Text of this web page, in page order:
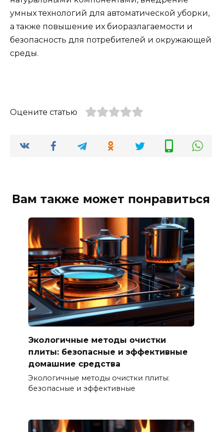
умных технологий для автоматической уборки,
а также повышение их биоразлагаемости и
безопасность для потребителей и окружающей
среды.
Оцените статью
Вам также может понравиться
Экологичные методы очистки
плиты: безопасные и эффективные
домашние средства
Экологичные методы очистки плиты:
безопасные и эффективные